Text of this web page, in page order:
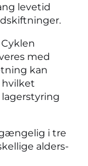
levetid
Cyklen
med
kan
hvilket
i tre
alders-